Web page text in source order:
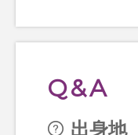
Q&A
出身地